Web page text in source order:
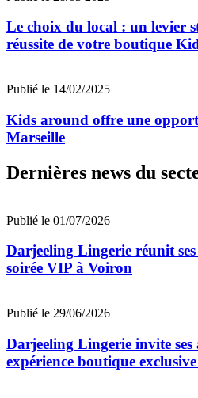
Le choix du local : un levier
réussite de votre boutique
Publié le 14/02/2025
Kids around offre une
Marseille
Dernières news du
Publié le 01/07/2026
Darjeeling Lingerie réunit ses
soirée VIP à Voiron
Publié le 29/06/2026
Darjeeling Lingerie invite ses
expérience boutique